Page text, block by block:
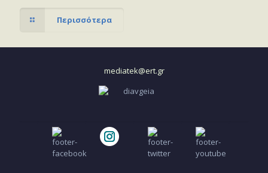
Περισσότερα
mediatek@ert.gr